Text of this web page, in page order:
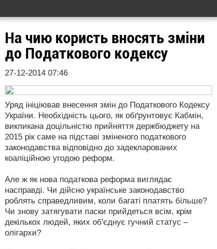
На чию користь вносять зміни
до Податкового кодексу
27-12-2014 07:46
Уряд ініціював внесення змін до Податкового Кодексу
України. Необхідність цього, як обґрунтовує Кабмін,
викликана доцільністю прийняття держбюджету на
2015 рік саме на підставі зміненого податкового
законодавства відповідно до задекларованих
коаліційною угодою реформ.
Але ж як нова податкова реформа виглядає
насправді. Чи дійсно українське законодавство
роблять справедливим, коли багаті платять більше?
Чи знову затягувати паски прийдеться всім, крім
декількох людей, яких об'єднує гучний статус –
олігархи?